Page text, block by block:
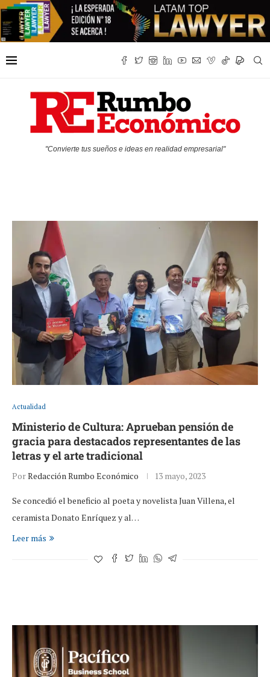
"Convierte tus sueños e ideas en realidad empresarial"
Actualidad
Ministerio de Cultura: Aprueban pensión de
gracia para destacados representantes de las
letras y el arte tradicional
PorRedacción Rumbo Económico 13 mayo, 2023
Se concedió el beneficio al poeta y novelista Juan Villena, el
ceramista Donato Enríquez y al…
Leer más